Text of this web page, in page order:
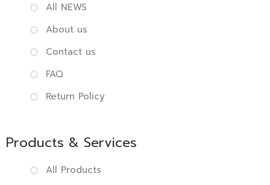
All NEWS
About us
Contact us
FAQ
Return Policy
Products & Services
All Products